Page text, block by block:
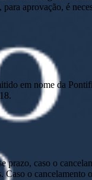
aprovação, é
em nome da
prazo, caso o
o cancelamento